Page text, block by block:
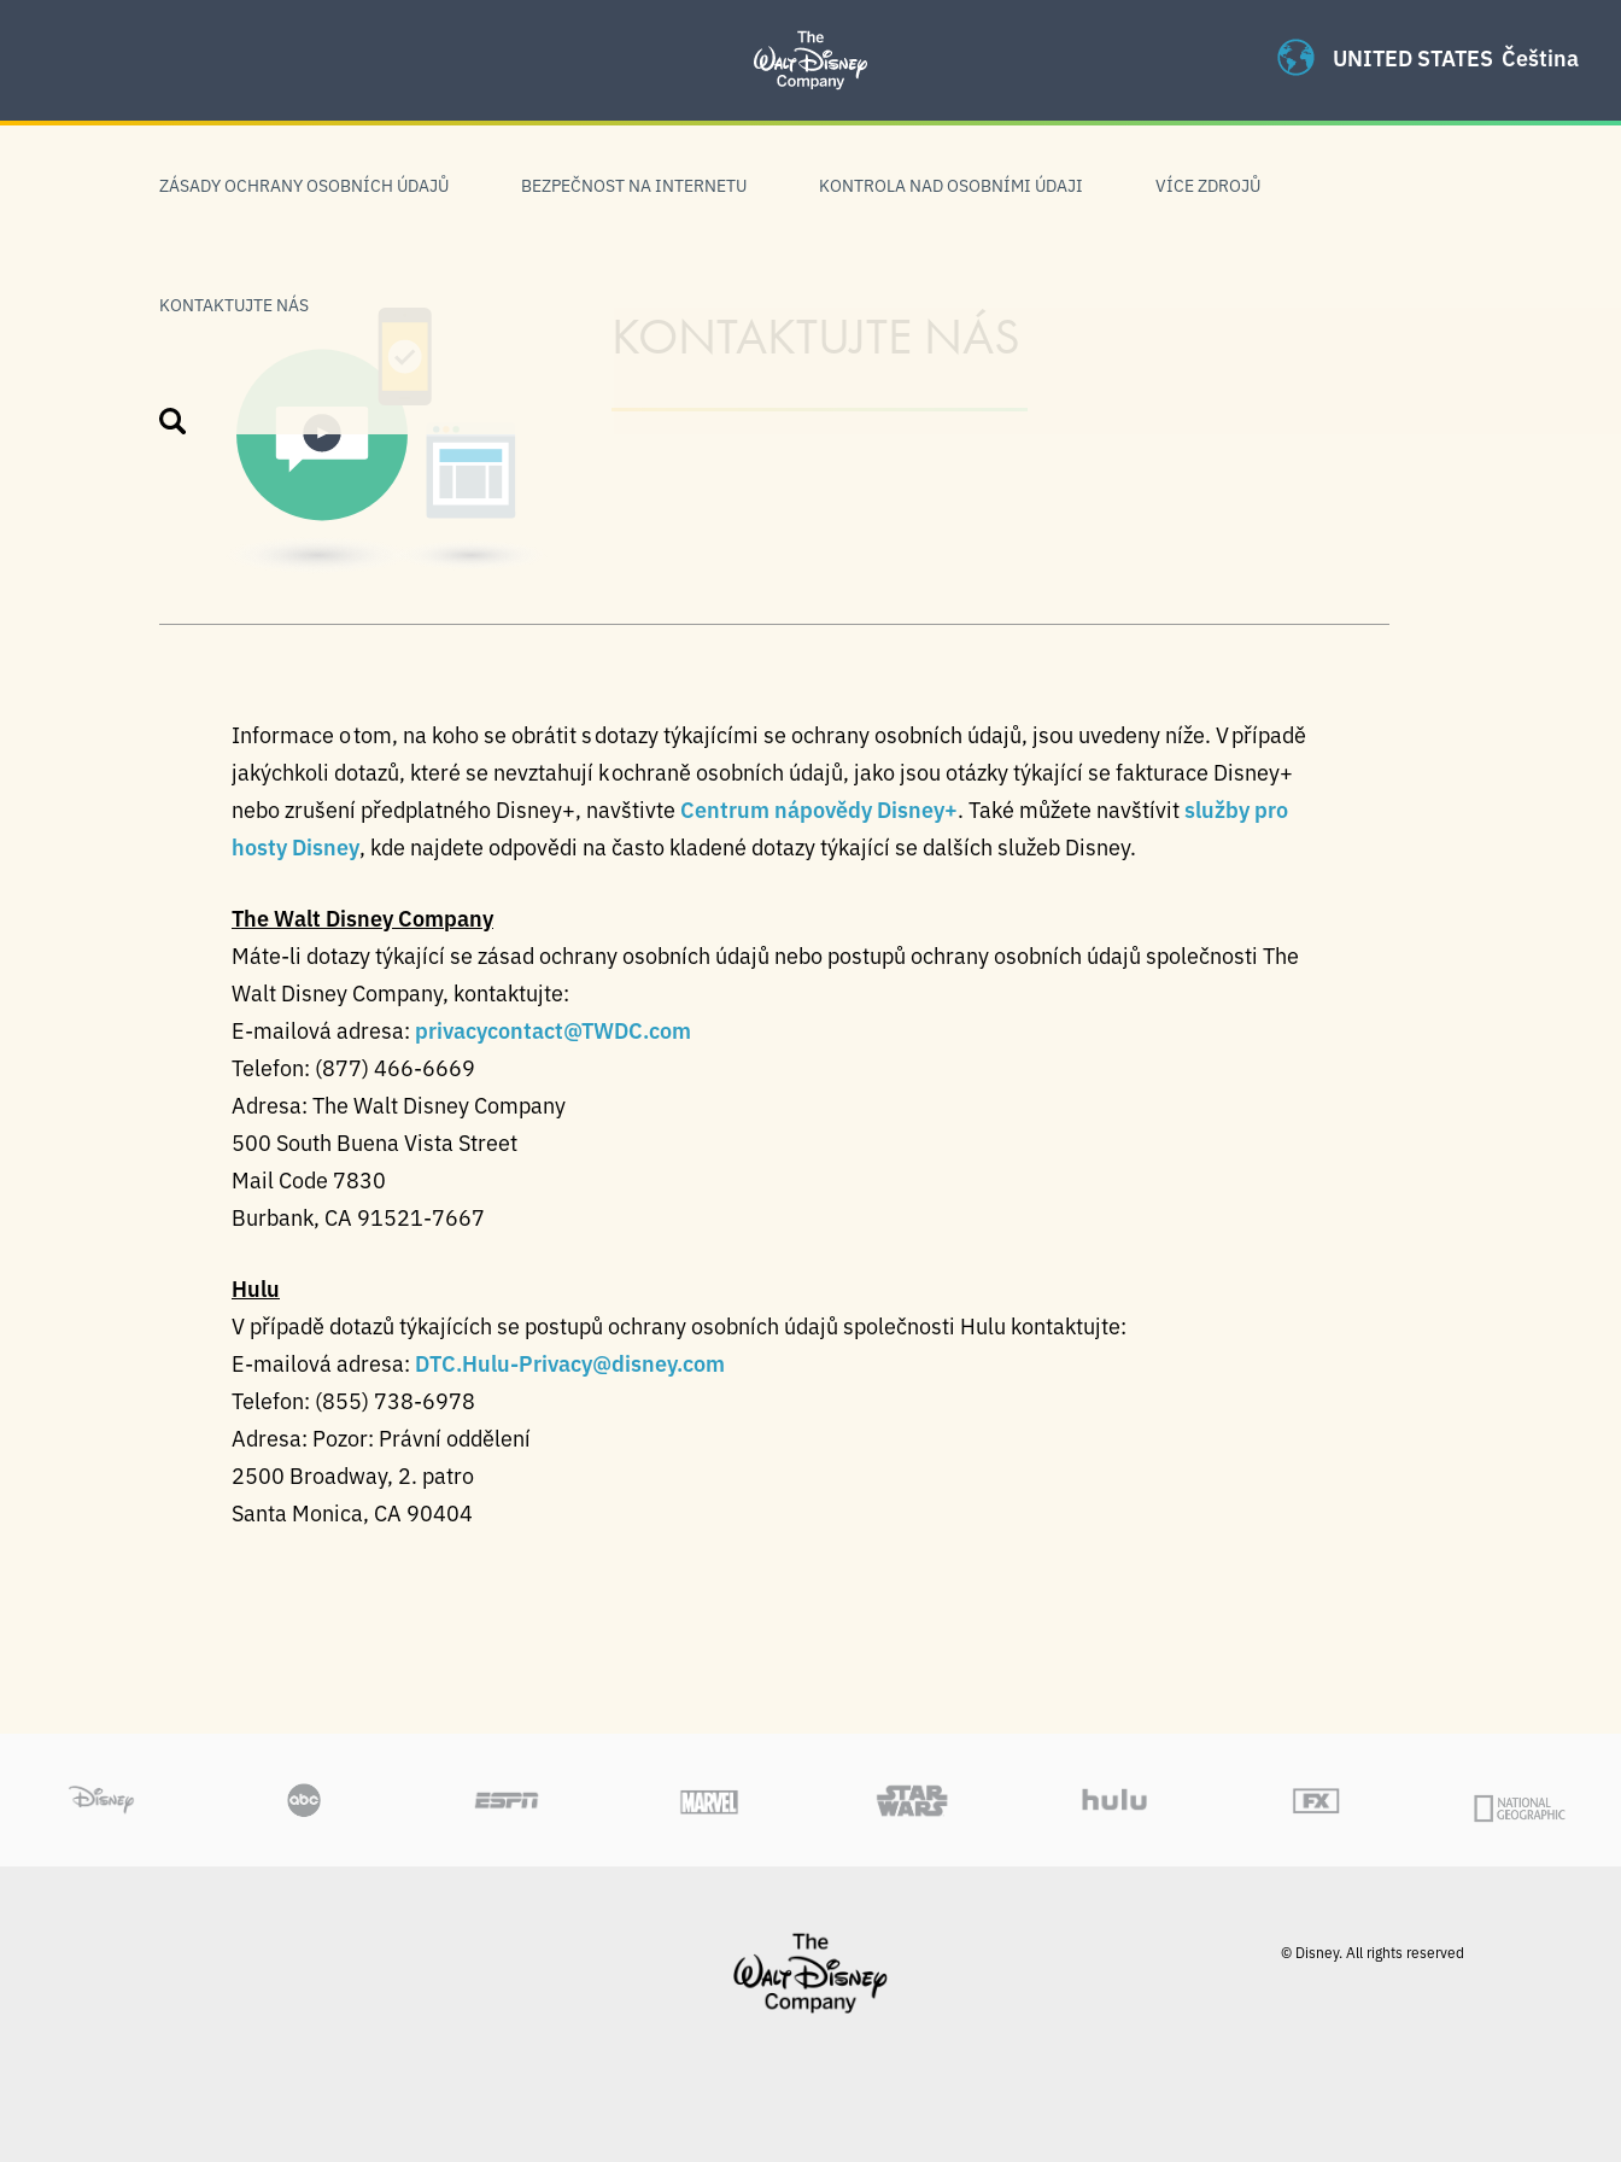
Skip
UNITED STATES Čeština
ZÁSADY OCHRANY OSOBNÍCH ÚDAJŮ BEZPEČNOST NA INTERNETU KONTROLA NAD OSOBNÍMI ÚDAJI VÍCE ZDROJŮ
KONTAKTUJTE NÁS
Vyhledat
KONTAKTUJTE NÁS
Informace o tom, na koho se obrátit s dotazy týkajícími se ochrany osobních údajů, jsou uvedeny níže. V případě
jakýchkoli dotazů, které se nevztahují k ochraně osobních údajů, jako jsou otázky týkající se fakturace Disney+
nebo zrušení předplatného Disney+, navštivte Centrum nápovědy Disney+. Také můžete navštívitslužby pro
hosty Disney, kde najdete odpovědi na často kladené dotazy týkající se dalších služeb Disney.
The Walt Disney Company
Máte-li dotazy týkající se zásad ochrany osobních údajů nebo postupů ochrany osobních údajů společnosti The
Walt Disney Company, kontaktujte:
E-mailová adresa: privacycontact@TWDC.com
Telefon: (877) 466-6669
Adresa: The Walt Disney Company
500 South Buena Vista Street
Mail Code 7830
Burbank, CA 91521-7667
Hulu
V případě dotazů týkajících se postupů ochrany osobních údajů společnosti Hulu kontaktujte:
E-mailová adresa: DTC.Hulu-Privacy@disney.com
Telefon: (855) 738-6978
Adresa: Pozor: Právní oddělení
2500 Broadway, 2. patro
Santa Monica, CA 90404
© Disney. All rights reserved